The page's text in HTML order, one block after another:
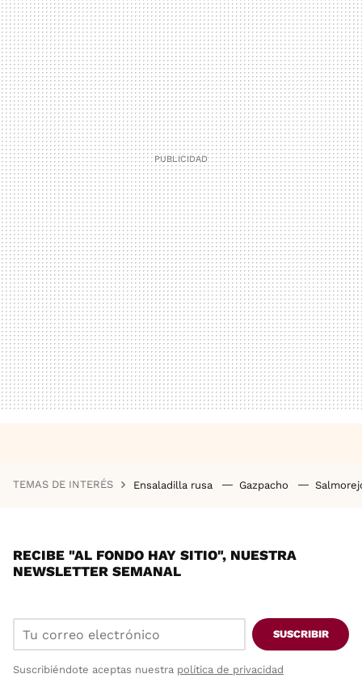
TEMAS DE INTERÉS Ensaladilla rusa Gazpacho
RECIBE "AL FONDO HAY SITIO", NUESTRA
NEWSLETTER SEMANAL
SUSCRIBIR
Suscribiéndote aceptas nuestra política de privacidad